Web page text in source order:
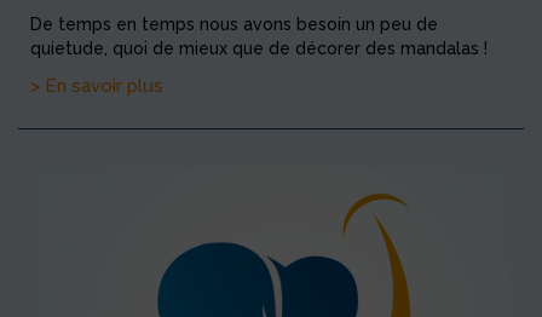
De temps en temps nous avons besoin un peu de
quietude, quoi de mieux que de décorer des mandalas !
> En savoir plus